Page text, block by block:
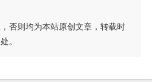
否则均为本站原创文章，转载时
。